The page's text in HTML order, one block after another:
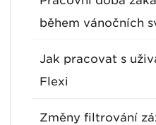
během vánočních
Jak pracovat s
Flexi
Změny filtrování